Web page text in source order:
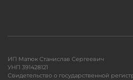
ИП Матюк Станислав Сергеевич
УНП 391428121
Свидетельство о государственной